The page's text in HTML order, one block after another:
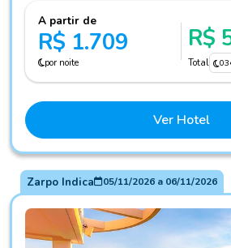
A partir de
R$ 1.709
por noite
R$
Total 03
Ver Hotel
Zarpo Indica 05/11/2026a 06/11/2026